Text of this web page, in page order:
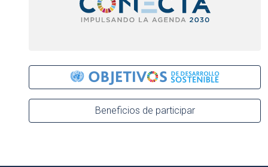
Beneficios de participar